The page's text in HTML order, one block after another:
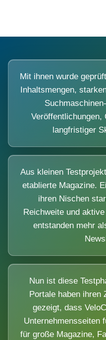
Mit ihnen wurde
Inhaltsmengen,
Veröffentlichungen,
langfristiger
Aus kleinen
etablierte Magazine.
ihren Nischen
Reichweite und
entstanden mehr
Nun ist diese
Portale haben ihren
gezeigt, dass
Unternehmensseiten
für große Magazine,